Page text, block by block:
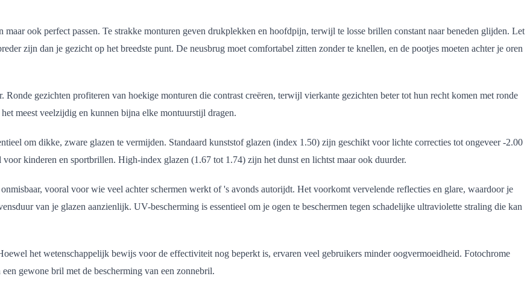
maar ook perfect passen. Te strakke monturen geven drukplekken en hoofdpijn, terwijl te losse brillen constant naar beneden glijden. Let
zijn dan je gezicht op het breedste punt. De neusbrug moet comfortabel zitten zonder te knellen, en de pootjes moeten achter je oren
gezichten profiteren van hoekige monturen die contrast creëren, terwijl vierkante gezichten beter tot hun recht komen met ronde
meest veelzijdig en kunnen bijna elke montuurstijl dragen.
om dikke, zware glazen te vermijden. Standaard kunststof glazen (index 1.50) zijn geschikt voor lichte correcties tot ongeveer -2.00
kinderen en sportbrillen. High-index glazen (1.67 tot 1.74) zijn het dunst en lichtst maar ook duurder.
vooral voor wie veel achter schermen werkt of 's avonds autorijdt. Het voorkomt vervelende reflecties en glare, waardoor je
van je glazen aanzienlijk. UV-bescherming is essentieel om je ogen te beschermen tegen schadelijke ultraviolette straling die kan
het wetenschappelijk bewijs voor de effectiviteit nog beperkt is, ervaren veel gebruikers minder oogvermoeidheid. Fotochrome
gewone bril met de bescherming van een zonnebril.